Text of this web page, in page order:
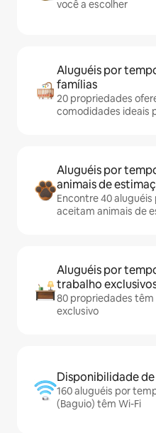
você a escolher
Aluguéis por
famílias
20 propriedades
comodidades ideais
Aluguéis por
animais de
Encontre 40
aceitam animais de
Aluguéis por
trabalho
80 propriedades
exclusivo
Disponibilidade
160 aluguéis por
(Baguio) têm Wi-Fi